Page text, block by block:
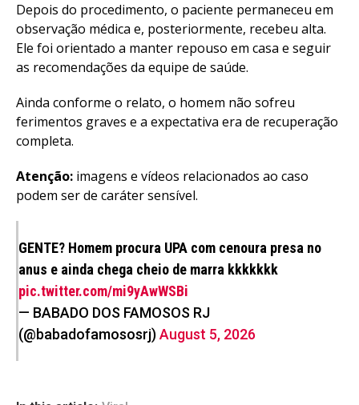
Depois do procedimento, o paciente permaneceu em
observação médica e, posteriormente, recebeu alta.
Ele foi orientado a manter repouso em casa e seguir
as recomendações da equipe de saúde.
Ainda conforme o relato, o homem não sofreu
ferimentos graves e a expectativa era de recuperação
completa.
Atenção: imagens e vídeos relacionados ao caso
podem ser de caráter sensível.
GENTE? Homem procura UPA com cenoura presa no
anus e ainda chega cheio de marra kkkkkkk
pic.twitter.com/mi9yAwWSBi
— BABADO DOS FAMOSOS RJ
(@babadofamososrj)August 5, 2026